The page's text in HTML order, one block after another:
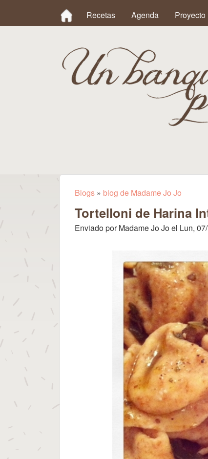
MAIN MENU
Recetas Agenda Proyecto
Un
Banquete
para los
Se encuentra usted
Blogs » blog de Madame Jo Jo
Tortelloni de Harina
Enviado porMadame Jo Joel Lun,